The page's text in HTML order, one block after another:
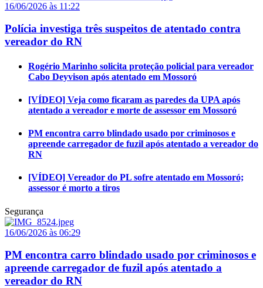
16/06/2026 às 11:22
Polícia investiga três suspeitos de atentado contra
vereador do RN
Rogério Marinho solicita proteção policial para vereador
Cabo Deyvison após atentado em Mossoró
[VÍDEO] Veja como ficaram as paredes da UPA após
atentado a vereador e morte de assessor em Mossoró
PM encontra carro blindado usado por criminosos e
apreende carregador de fuzil após atentado a vereador do
RN
[VÍDEO] Vereador do PL sofre atentado em Mossoró;
assessor é morto a tiros
Segurança
16/06/2026 às 06:29
PM encontra carro blindado usado por criminosos e
apreende carregador de fuzil após atentado a
vereador do RN